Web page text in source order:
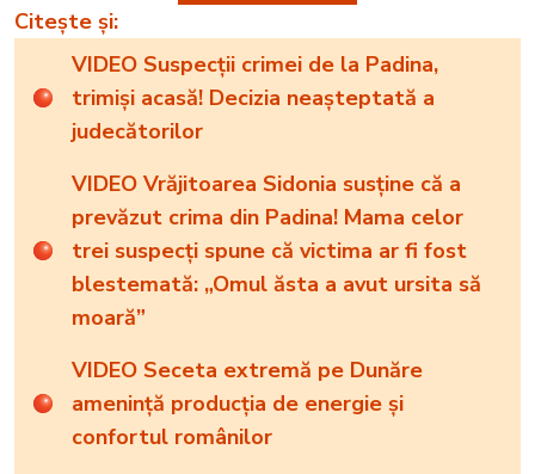
Citește și:
VIDEO Suspecții crimei de la Padina,
trimiși acasă! Decizia neașteptată a
judecătorilor
VIDEO Vrăjitoarea Sidonia susține că a
prevăzut crima din Padina! Mama celor
trei suspecți spune că victima ar fi fost
blestemată: „Omul ăsta a avut ursita să
moară”
VIDEO Seceta extremă pe Dunăre
amenință producția de energie și
confortul românilor